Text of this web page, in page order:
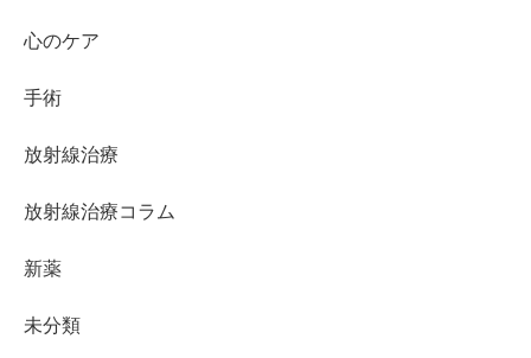
心のケア
手術
放射線治療
放射線治療コラム
新薬
未分類